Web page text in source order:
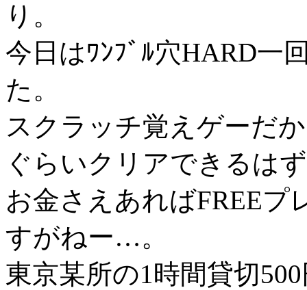
り。
今日はﾜﾝﾌﾞﾙ穴HARD一
た。
スクラッチ覚えゲーだ
ぐらいクリアできるは
お金さえあればFREE
すがねー…。
東京某所の1時間貸切